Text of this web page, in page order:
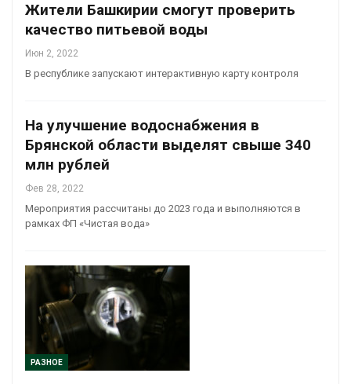
Жители Башкирии смогут проверить
качество питьевой воды
Июн 2, 2022
В республике запускают интерактивную карту контроля
На улучшение водоснабжения в
Брянской области выделят свыше 340
млн рублей
Фев 28, 2022
Мероприятия рассчитаны до 2023 года и выполняются в
рамках ФП «Чистая вода»
РАЗНОЕ